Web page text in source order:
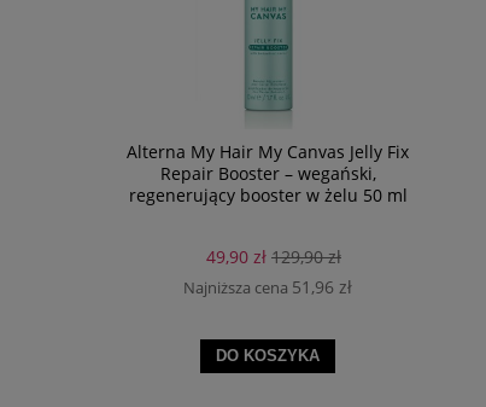
Alterna My Hair My Canvas Jelly Fix
Repair Booster – wegański,
regenerujący booster w żelu 50 ml
49,90 zł 129,90 zł
Najniższa cena 51,96 zł
DO KOSZYKA